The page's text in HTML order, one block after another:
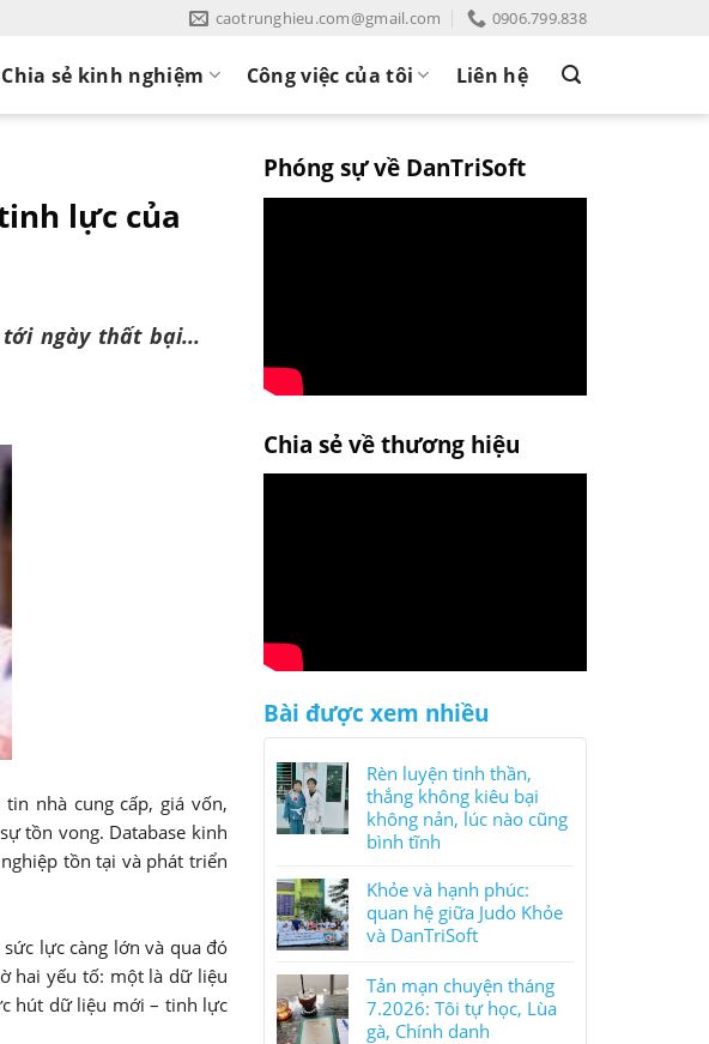
caotrunghieu.com@gmail.com 0906.799.838
Chia sẻ kinh nghiệm Công việc của tôi Liên hệ
lực của
ngày thất bại...
nhà cung cấp, giá vốn,
tồn vong. Database kinh
tồn tại và phát triển
lực càng lớn và qua đó
hai yếu tố: một là dữ liệu
hút dữ liệu mới – tinh lực
Phóng sự về DanTriSoft
Chia sẻ về thương hiệu
Bài được xem nhiều
Rèn luyện tinh thần,
thắng không kiêu bại
không nản, lúc nào cũng
bình tĩnh
Khỏe và hạnh phúc:
quan hệ giữa Judo Khỏe
và DanTriSoft
Tản mạn chuyện tháng
7.2026: Tôi tự học, Lùa
gà, Chính danh